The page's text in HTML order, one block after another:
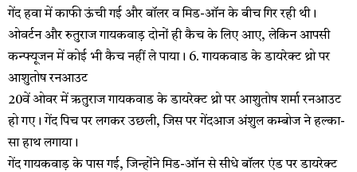
गेंद हवा में काफी ऊंची गई और बॉलर व मिड-ऑन के बीच गिर रही थी।
ओवर्टन और रुतुराज गायकवाड़ दोनों ही कैच के लिए आए, लेकिन आपसी
कन्फ्यूजन में कोई भी कैच नहीं ले पाया। 6. गायकवाड के डायरेक्ट थ्रो पर
आशुतोष रनआउट
20वें ओवर में ऋतुराज गायकवाड के डायरेक्ट थ्रो पर आशुतोष शर्मा रनआउट
हो गए। गेंद पिच पर लगकर उछली, जिस पर गेंदआज अंशुल कम्बोज ने हल्का-
सा हाथ लगाया।
गेंद गायकवाड़ के पास गई, जिन्होंने मिड-ऑन से सीधे बॉलर एंड पर डायरेक्ट